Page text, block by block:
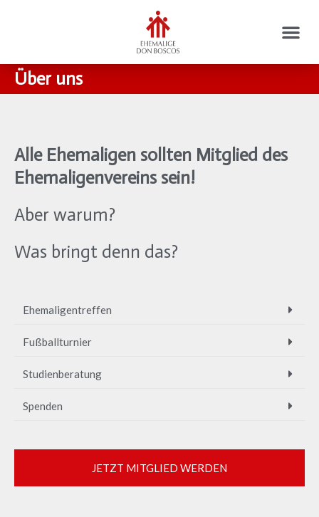
Über uns
Alle Ehemaligen sollten Mitglied des
Ehemaligenvereins sein!​
Aber warum?
Was bringt denn das?
Ehemaligentreffen
Fußballturnier
Studienberatung
Spenden
JETZT MITGLIED WERDEN